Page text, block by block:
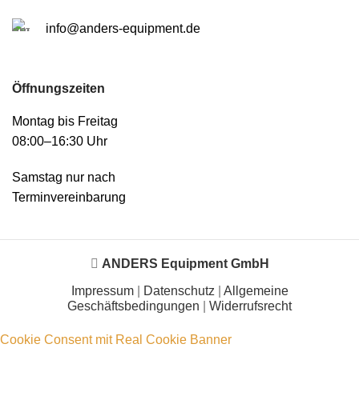
info@anders-equipment.de
Öffnungszeiten
Montag bis Freitag
08:00–16:30 Uhr
Samstag nur nach
Terminvereinbarung
ANDERS Equipment GmbH
Impressum| Datenschutz
Allgemeine
Geschäftsbedingungen
Widerrufsrecht
Cookie Consent mit Real Cookie Banner